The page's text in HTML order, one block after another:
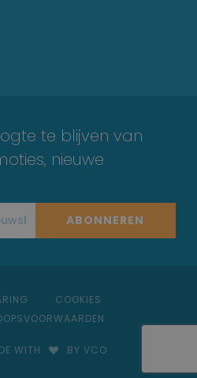
te blijven van
nieuwe
ABONNEREN
COOKIES
WITH BY VCO